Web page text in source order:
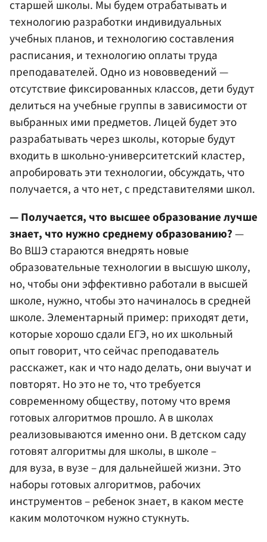
старшей школы. Мы будем отрабатывать и
технологию разработки индивидуальных
учебных планов, и технологию составления
расписания, и технологию оплаты труда
преподавателей. Одно из нововведений —
отсутствие фиксированных классов, дети будут
делиться на учебные группы в зависимости от
выбранных ими предметов. Лицей будет это
разрабатывать через школы, которые будут
входить в школьно-университетский кластер,
апробировать эти технологии, обсуждать, что
получается, а что нет, с представителями школ.
— Получается, что высшее образование лучше
знает, что нужно среднему образованию?—
Во ВШЭ стараются внедрять новые
образовательные технологии в высшую школу,
но, чтобы они эффективно работали в высшей
школе, нужно, чтобы это начиналось в средней
школе. Элементарный пример: приходят дети,
которые хорошо сдали ЕГЭ, но их школьный
опыт говорит, что сейчас преподаватель
расскажет, как и что надо делать, они выучат и
повторят. Но это не то, что требуется
современному обществу, потому что время
готовых алгоритмов прошло. А в школах
реализовываются именно они. В детском саду
готовят алгоритмы для школы, в школе –
для вуза, в вузе – для дальнейшей жизни. Это
наборы готовых алгоритмов, рабочих
инструментов – ребенок знает, в каком месте
каким молоточком нужно стукнуть.